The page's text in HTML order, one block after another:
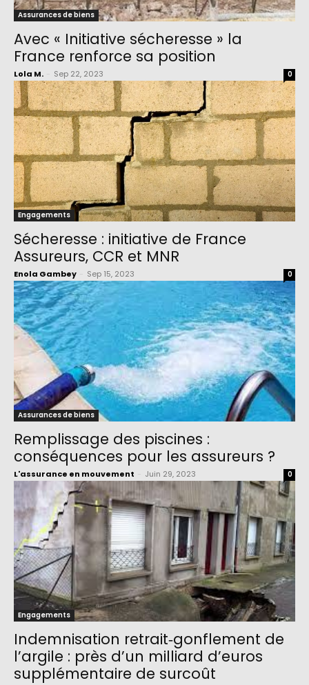
Assurances de biens
Avec « Initiative sécheresse » la
France renforce sa position
Lola M. Sep 22, 2023 0
Engagements
Sécheresse : initiative de France
Assureurs, CCR et MNR
Enola Gambey Sep 15, 2023 0
Assurances de biens
Remplissage des piscines :
conséquences pour les assureurs ?
L'assurance en mouvement Juin 29, 2023 0
Engagements
Indemnisation retrait‑gonflement de
l’argile : près d’un milliard d’euros
supplémentaire de surcoût